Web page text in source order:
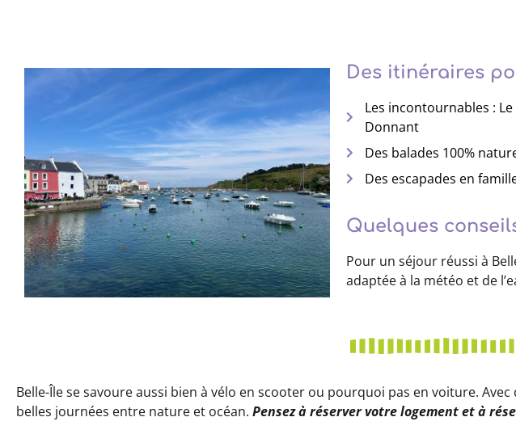
Des itinéraires
Les incontournables :
Donnant
Des balades 100%
Des escapades en
Quelques
Pour un séjour réussi à
adaptée à la météo et de
Belle-Île se savoure aussi bien à vélo en scooter ou pourquoi pas en voiture.
belles journées entre nature et océan. Pensez à réserver votre logement et à